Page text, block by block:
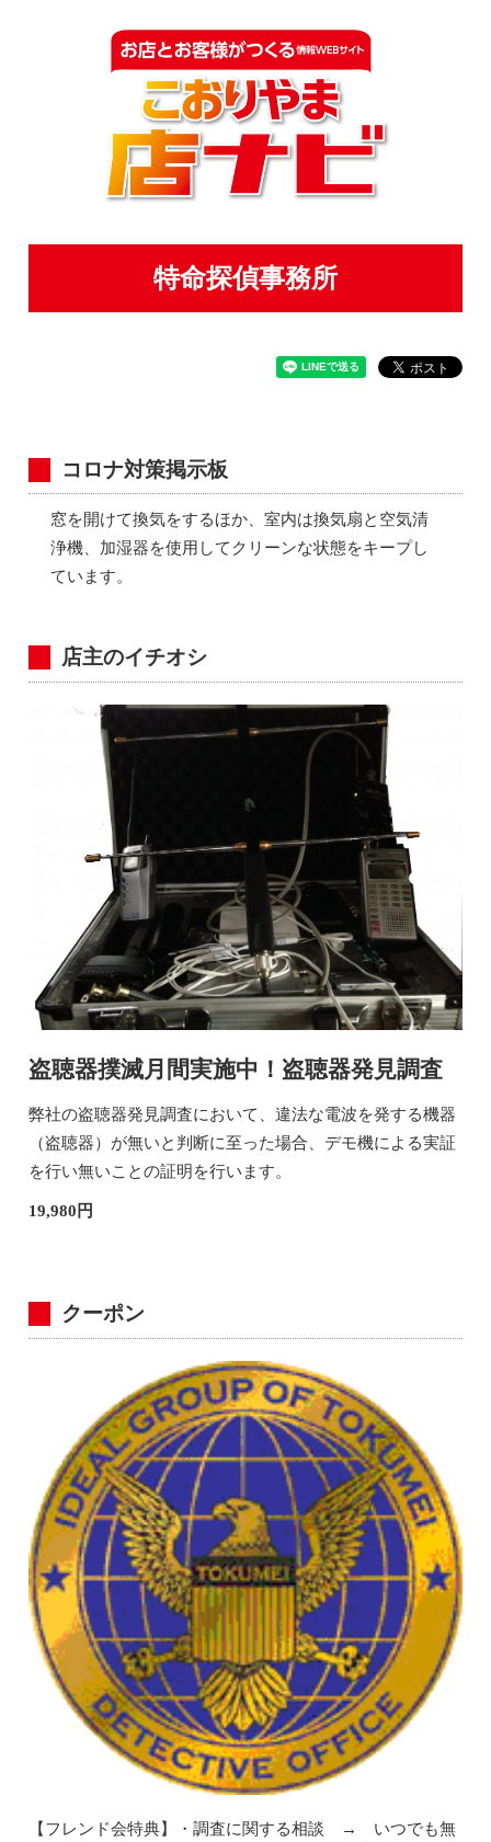
特命探偵事務所
コロナ対策掲示板
窓を開けて換気をするほか、室内は換気扇と空気清
浄機、加湿器を使用してクリーンな状態をキープし
ています。
店主のイチオシ
盗聴器撲滅月間実施中！盗聴器発見調査
弊社の盗聴器発見調査において、違法な電波を発する機器
（盗聴器）が無いと判断に至った場合、デモ機による実証
を行い無いことの証明を行います。
19,980円
クーポン
【フレンド会特典】・調査に関する相談 → いつでも無